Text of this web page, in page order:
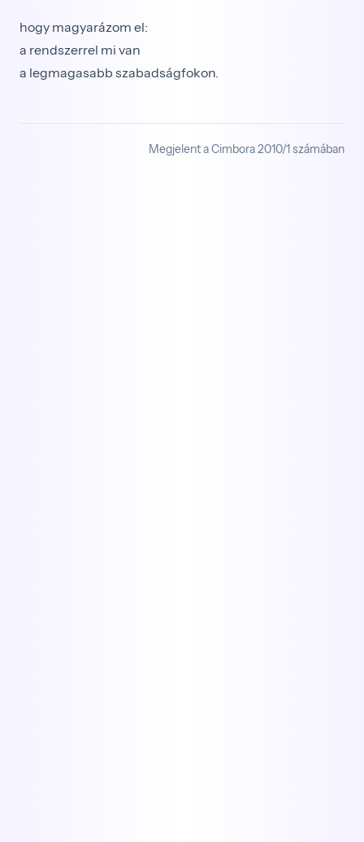
hogy magyarázom el:
a rendszerrel mi van
a legmagasabb szabadságfokon.
Megjelent a Cimbora 2010/1 számában